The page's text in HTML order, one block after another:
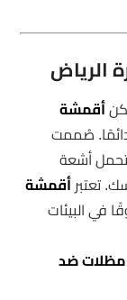
الرياض
أقمشة
صُممت
أشعة
تعتبرأقمشة
في البيئات
ضد